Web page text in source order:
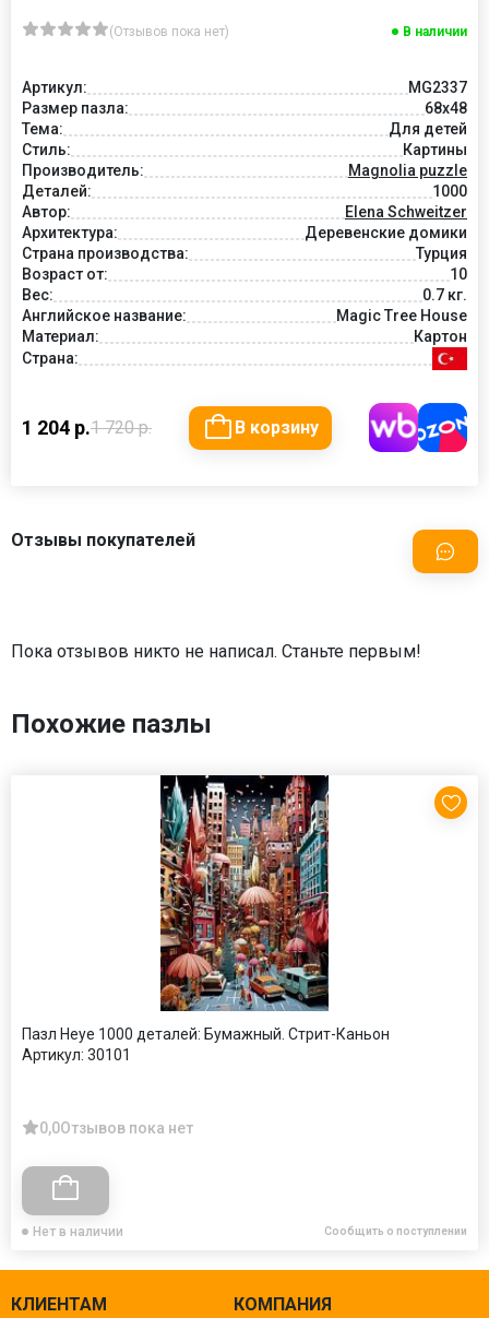
(Отзывов пока нет) В наличии
Артикул:
MG2337
Размер пазла:
68x48
Тема:
Для детей
Стиль:
Картины
Производитель:
Magnolia puzzle
Деталей:
1000
Автор:
Elena Schweitzer
Архитектура:
Деревенские домики
Страна производства:
Турция
Возраст от:
10
Вес:
0.7 кг.
Английское название:
Magic Tree House
Материал:
Картон
Страна:
1 204 р.1 720 р. В корзину
Отзывы покупателей
Пока отзывов никто не написал. Станьте первым!
Похожие пазлы
Пазл Heye 1000 деталей: Бумажный. Стрит-Каньон
Артикул: 30101
0,0Отзывов пока нет
Нет в наличии Сообщить о поступлении
КЛИЕНТАМ КОМПАНИЯ